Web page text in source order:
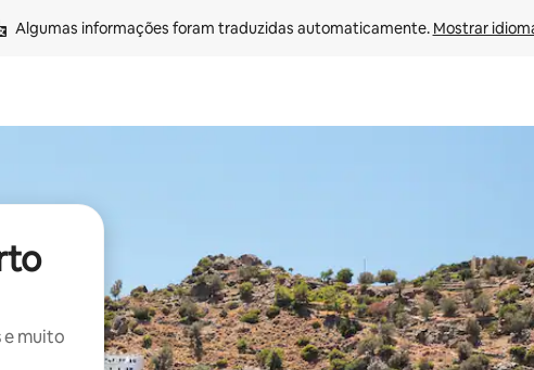
Algumas informações foram traduzidas automaticamente. Mostrar
e muito